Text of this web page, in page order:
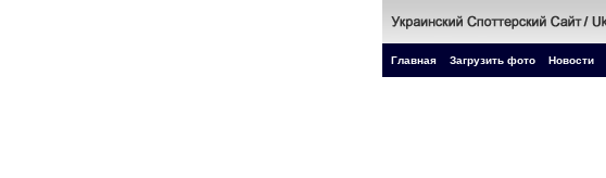
Главная Загрузить фото Новости